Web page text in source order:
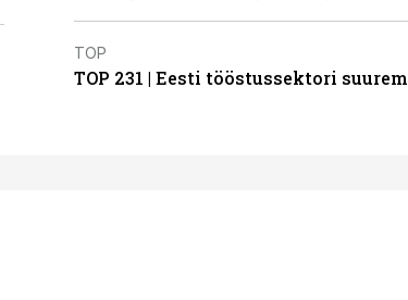
TOP
TOP 231 | Eesti tööstussektori